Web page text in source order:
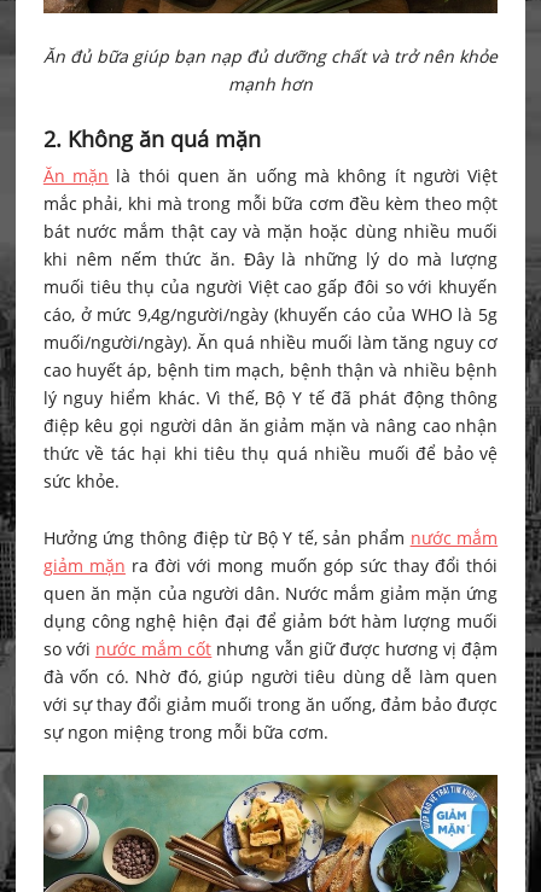
Ăn đủ bữa giúp bạn nạp đủ dưỡng chất và trở nên khỏe
mạnh hơn
2. Không ăn quá mặn
Ăn mặn là thói quen ăn uống mà không ít người Việt
mắc phải, khi mà trong mỗi bữa cơm đều kèm theo một
bát nước mắm thật cay và mặn hoặc dùng nhiều muối
khi nêm nếm thức ăn. Đây là những lý do mà lượng
muối tiêu thụ của người Việt cao gấp đôi so với khuyến
cáo, ở mức 9,4g/người/ngày (khuyến cáo của WHO là 5g
muối/người/ngày). Ăn quá nhiều muối làm tăng nguy cơ
cao huyết áp, bệnh tim mạch, bệnh thận và nhiều bệnh
lý nguy hiểm khác. Vì thế, Bộ Y tế đã phát động thông
điệp kêu gọi người dân ăn giảm mặn và nâng cao nhận
thức về tác hại khi tiêu thụ quá nhiều muối để bảo vệ
sức khỏe.
Hưởng ứng thông điệp từ Bộ Y tế, sản phẩm nước mắm
giảm mặn ra đời với mong muốn góp sức thay đổi thói
quen ăn mặn của người dân. Nước mắm giảm mặn ứng
dụng công nghệ hiện đại để giảm bớt hàm lượng muối
so với nước mắm cốt nhưng vẫn giữ được hương vị đậm
đà vốn có. Nhờ đó, giúp người tiêu dùng dễ làm quen
với sự thay đổi giảm muối trong ăn uống, đảm bảo được
sự ngon miệng trong mỗi bữa cơm.